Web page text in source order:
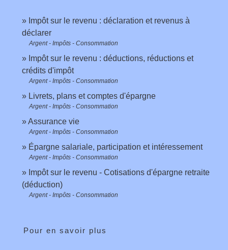
Impôt sur le revenu : déclaration et revenus à
déclarer
Argent - Impôts - Consommation
Impôt sur le revenu : déductions, réductions et
crédits d'impôt
Argent - Impôts - Consommation
Livrets, plans et comptes d'épargne
Argent - Impôts - Consommation
Assurance vie
Argent - Impôts - Consommation
Épargne salariale, participation et intéressement
Argent - Impôts - Consommation
Impôt sur le revenu - Cotisations d'épargne retraite
(déduction)
Argent - Impôts - Consommation
Pour en savoir plus